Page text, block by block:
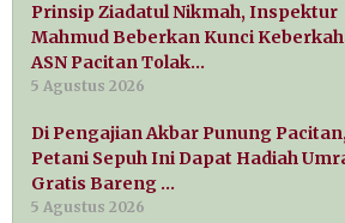
Prinsip Ziadatul Nikmah, Inspektur
Mahmud Beberkan Kunci
ASN Pacitan Tolak…
5 Agustus 2026
Di Pengajian Akbar Punung
Petani Sepuh Ini Dapat Hadiah
Gratis Bareng …
5 Agustus 2026